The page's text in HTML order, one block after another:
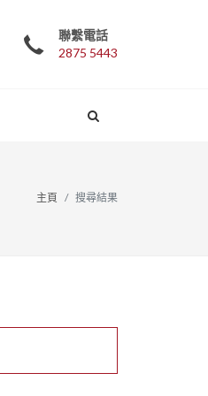
聯繫電話
2875 5443
主頁 搜尋結果